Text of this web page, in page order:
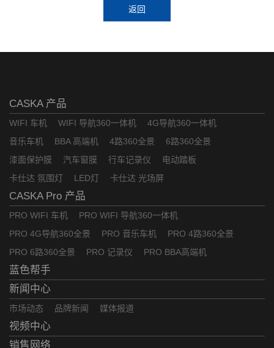
返回
CASKA 产品
WIFI 车机 WIFI 导航360一体机
4G导航360一体机
音乐车机
BBA 高端机 4路360全景
6路360全景
漆面保护膜
汽车窗膜 行车记录仪
电动踏板
卡仕达 氛围灯
LED灯 卡仕达 光场屏
CASKA Pro 产品
PRO WIFI 车机
PRO WIFI 导航360一体机
PRO 4G导航360全景
PRO 音乐车机
PRO 4路360全景
PRO 6路360全景
PRO 记录仪 PRO BBA高端机
蓝色帮手
新闻中心
市场动态 品牌新闻 媒体报道
视频中心
销售网络